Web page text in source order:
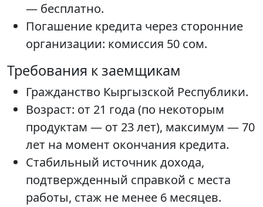
— бесплатно.
Погашение кредита через сторонние
организации: комиссия 50 сом.
Требования к заемщикам
Гражданство Кыргызской Республики.
Возраст: от 21 года (по некоторым
продуктам — от 23 лет), максимум — 70
лет на момент окончания кредита.
Стабильный источник дохода,
подтвержденный справкой с места
работы, стаж не менее 6 месяцев.